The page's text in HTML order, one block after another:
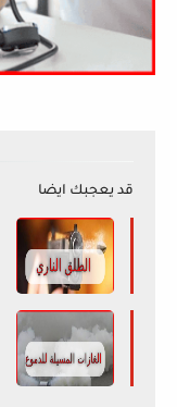
قد يعجبك ايضا